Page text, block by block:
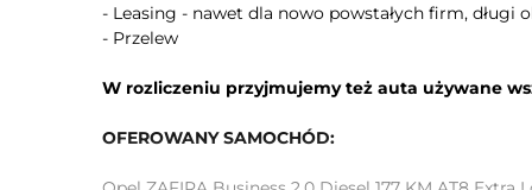
Asystent jazdy w korku
ESP
System wspomagania hamowania
System hamowania awaryjnego dla ochrony
pieszych
System ostrzegający o możliwej kolizji
- Leasing - nawet dla nowo powstałych firm, długi
- Przelew
W rozliczeniu przyjmujemy też auta używane
OFEROWANY SAMOCHÓD: